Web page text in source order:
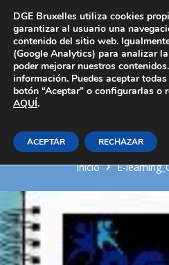
Simulación
edificios
Inicio E-
DGE Bruxelles utiliza cookies
garantizar al usuario una
contenido del sitio web.
(Google Analytics) para analizar
poder mejorar nuestros
información. Puedes aceptar
botón “Aceptar” o configurarlas o
AQUÍ.
ACEPTAR RECHAZAR